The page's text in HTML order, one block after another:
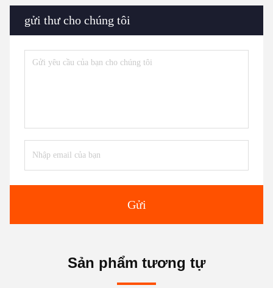
gửi thư cho chúng tôi
Gửi
Sản phẩm tương tự